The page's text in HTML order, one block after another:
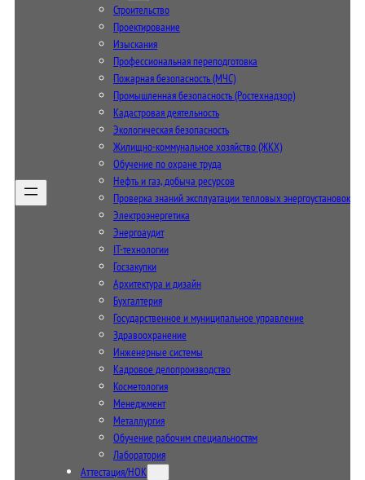
Строительство
Проектирование
Изыскания
Профессиональная переподготовка
Пожарная безопасность (МЧС)
Промышленная безопасность (Ростехнадзор)
Кадастровая деятельность
Экологическая безопасность
Жилищно-коммунальное хозяйство (ЖКХ)
Обучение по охране труда
Нефть и газ, добыча ресурсов
Проверка знаний эксплуатации тепловых энергоустановок
Электроэнергетика
Энергоаудит
IT-технологии
Госзакупки
Архитектура и дизайн
Бухгалтерия
Государственное и муниципальное управление
Здравоохранение
Инженерные системы
Кадровое делопроизводство
Косметология
Менеджмент
Металлургия
Обучение рабочим специальностям
Лаборатория
Аттестация/НОК